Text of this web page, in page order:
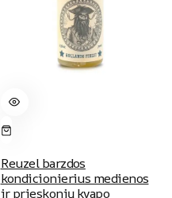
Reuzel barzdos
kondicionierius medienos
ir prieskonių kvapo